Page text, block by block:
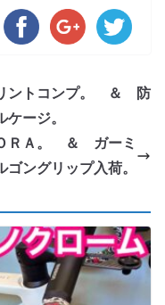
ントコンプ。 ＆ 防
ージ。
ＲＡ。 ＆ ガーミ
ゴングリップ入荷。